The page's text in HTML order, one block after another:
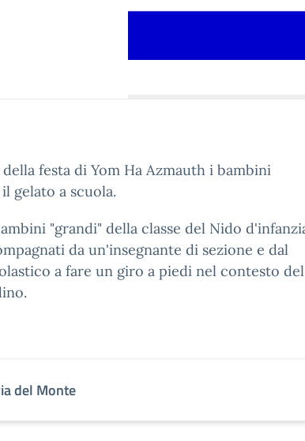
festa di Yom Ha Azmauth i bambini
gelato a scuola.
"grandi" della classe del Nido
da un'insegnante di sezione e dal
a fare un giro a piedi nel contesto del
del Monte